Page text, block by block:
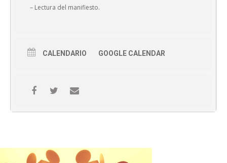
– Lectura del manifiesto.
CALENDARIO GOOGLE CALENDAR